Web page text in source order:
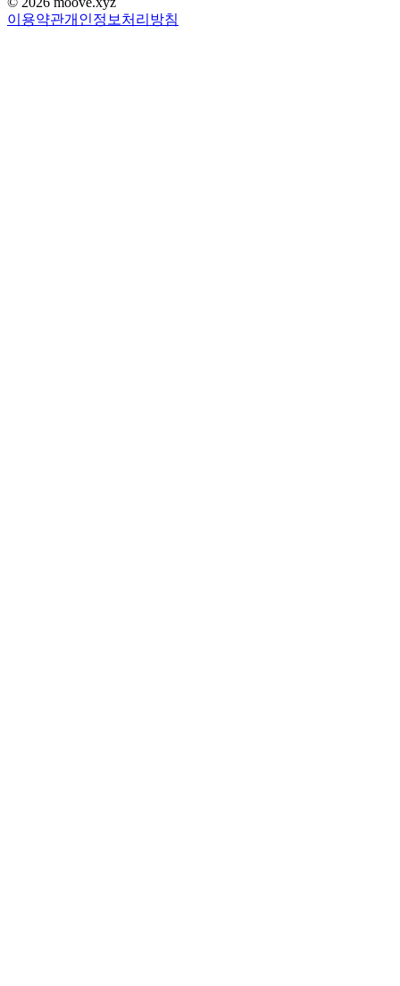
이용약관개인정보처리방침